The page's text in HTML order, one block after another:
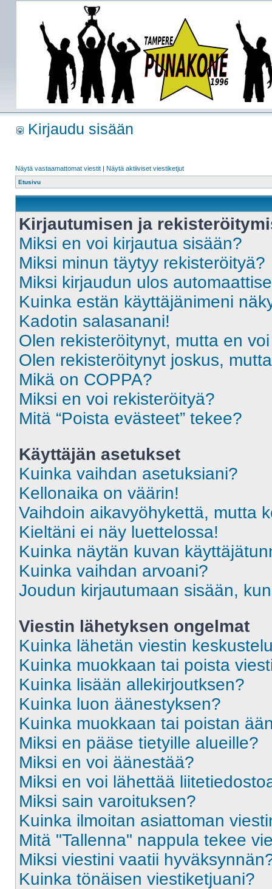
Kirjaudu sisään
Näytä vastaamattomat viestit | Näytä aktiiviset viestiketjut
Etusivu
Kirjautumisen ja
Miksi en voi kirjautua sisään?
Miksi minun täytyy rekisteröityä?
Miksi kirjaudun ulos
Kuinka estän käyttäjänimeni
Kadotin salasanani!
Olen rekisteröitynyt, mutta en
Olen rekisteröitynyt joskus,
Mikä on COPPA?
Miksi en voi rekisteröityä?
Mitä “Poista evästeet” tekee?
Käyttäjän asetukset
Kuinka vaihdan asetuksiani?
Kellonaika on väärin!
Vaihdoin aikavyöhykettä, mutta
Kieltäni ei näy luettelossa!
Kuinka näytän kuvan
Kuinka vaihdan arvoani?
Joudun kirjautumaan sisään,
Viestin lähetyksen ongelmat
Kuinka lähetän viestin
Kuinka muokkaan tai poista
Kuinka lisään allekirjoutksen?
Kuinka luon äänestyksen?
Kuinka muokkaan tai poistan
Miksi en pääse tietyille alueille?
Miksi en voi äänestää?
Miksi en voi lähettää
Miksi sain varoituksen?
Kuinka ilmoitan asiattoman
Mitä "Tallenna" nappula tekee
Miksi viestini vaatii
Kuinka tönäisen viestiketjuani?